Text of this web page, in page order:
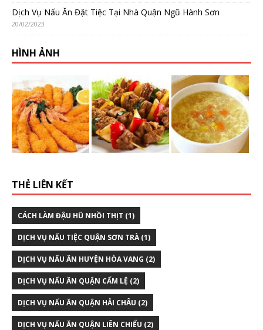
Dịch Vụ Nấu Ăn Đặt Tiệc Tại Nhà Quận Ngũ Hành Sơn
20/02/2023
HÌNH ẢNH
THẺ LIÊN KẾT
CÁCH LÀM ĐẬU HŨ NHỒI THỊT (1)
DỊCH VỤ NẤU TIỆC QUẬN SƠN TRÀ(1)
DỊCH VỤ NẤU ĂN HUYỆN HÒA VANG (2)
DỊCH VỤ NẤU ĂN QUẬN CẨM LỆ (2)
DỊCH VỤ NẤU ĂN QUẬN HẢI CHÂU (2)
DỊCH VỤ NẤU ĂN QUẬN LIÊN CHIỂU (2)